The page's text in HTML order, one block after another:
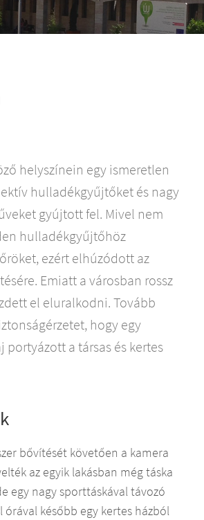
helyszínein egy ismeretlen
hulladékgyűjtőket és nagy
gyújtott fel. Mivel nem
hulladékgyűjtőhöz
ezért elhúzódott az
Emiatt a városban rossz
el eluralkodni. Tovább
hogy egy
portyázott a társas és kertes
bővítését követően a kamera
az egyik lakásban még táska
egy nagy sporttáskával távozó
órával később egy kertes házból